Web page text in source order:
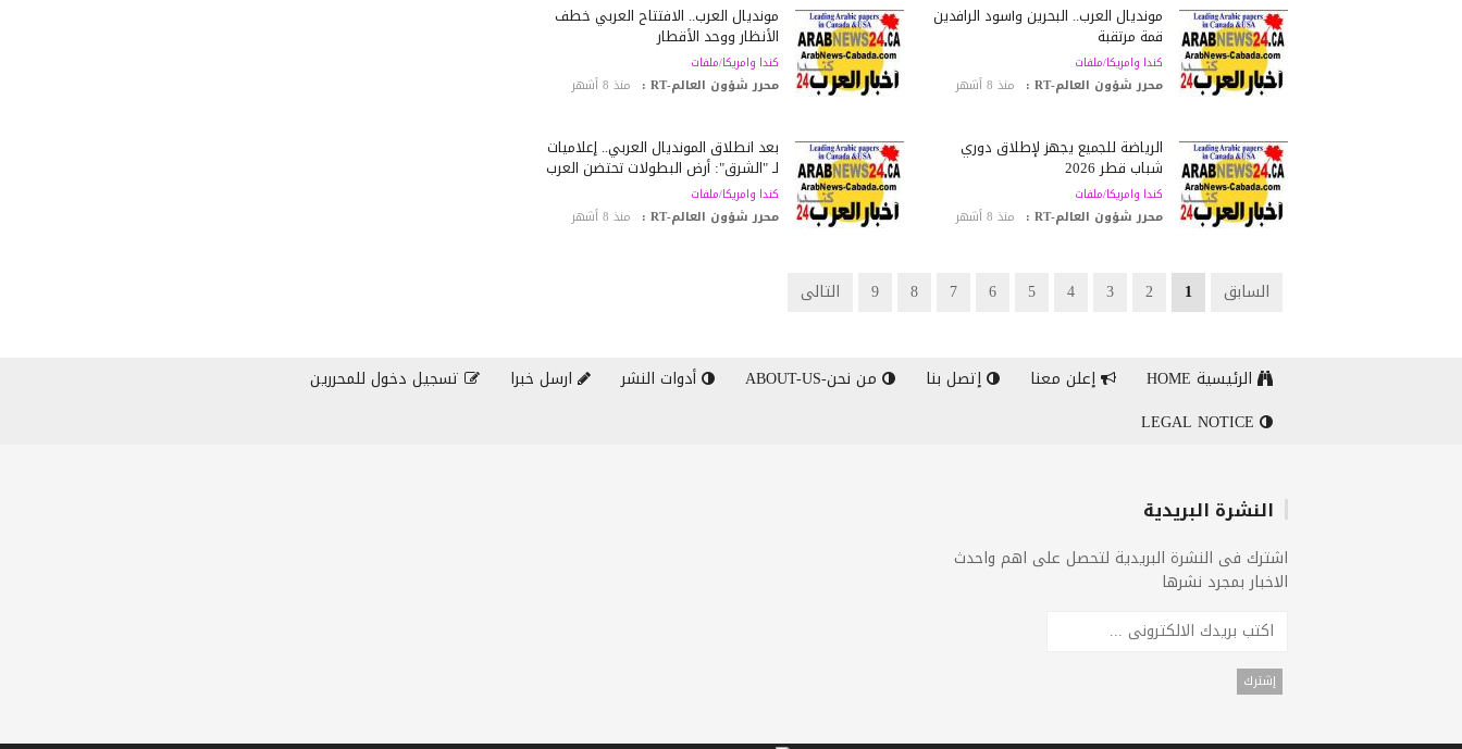
مونديال العرب.. البحرين وأسود الرافدين
قمة مرتقبة
كندا وامريكا/ملفات
محرر شؤون العالم-RT : منذ 8 أشهر
مونديال العرب.. الافتتاح العربي خطف
الأنظار ووحد الأقطار
كندا وامريكا/ملفات
محرر شؤون العالم-RT : منذ 8 أشهر
الرياضة للجميع يجهز لإطلاق دوري
شباب قطر 2026
كندا وامريكا/ملفات
محرر شؤون العالم-RT : منذ 8 أشهر
بعد انطلاق المونديال العربي.. إعلاميات
لـ "الشرق": أرض البطولات تحتضن العرب
كندا وامريكا/ملفات
محرر شؤون العالم-RT : منذ 8 أشهر
السابق 1
2
3
4
5
6
7
8
9 التالى
الرئيسية HOME إعلن معنا إتصل بنا من نحن-ABOUT-US أدوات النشر ارسل خبرا
تسجيل دخول للمحررين
النشرة البريدية
اشترك فى النشرة البريدية لتحصل على اهم واحدث
الاخبار بمجرد نشرها